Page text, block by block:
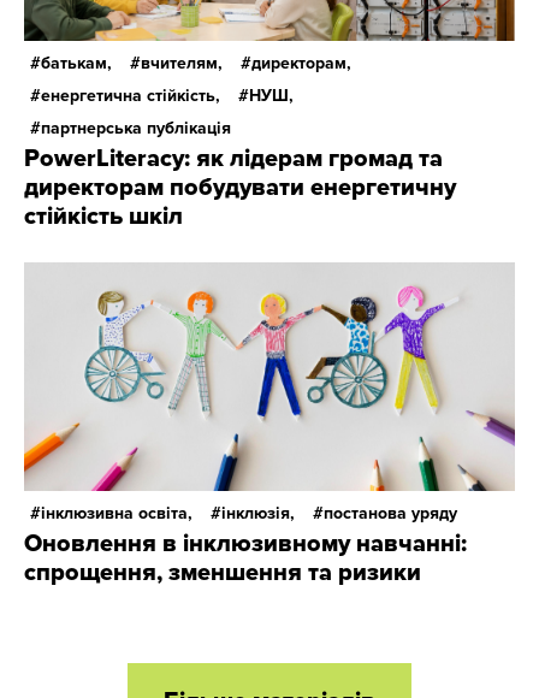
батькам, вчителям,
директорам,
енергетична стійкість,
НУШ,
партнерська публікація
PowerLiteracy: як лідерам громад та
директорам побудувати енергетичну
стійкість шкіл
інклюзивна освіта, інклюзія, постанова уряду
Оновлення в інклюзивному навчанні:
спрощення, зменшення та ризики